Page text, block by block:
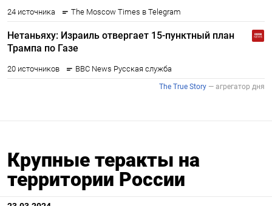
Крупные теракты на
территории России